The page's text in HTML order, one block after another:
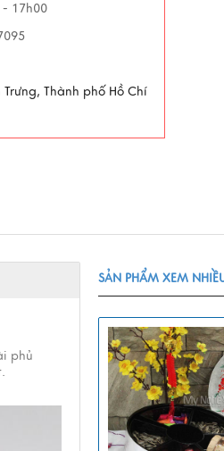
- 17h00
Trưng, Thành phố Hồ Chí
phủ
SẢN PHẨM XEM